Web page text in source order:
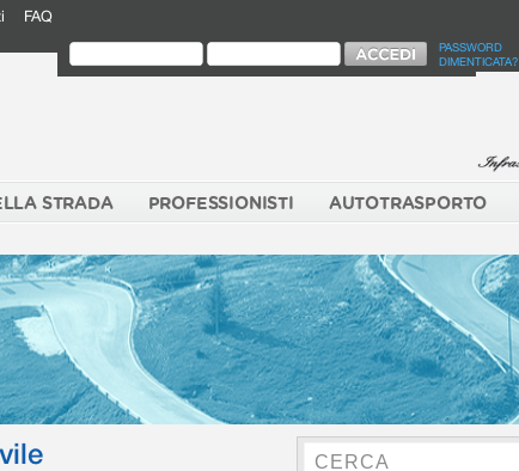
FAQ
PASSWORD
DIMENTICATA?
STRADA PROFESSIONISTI AUTOTRASPORTO